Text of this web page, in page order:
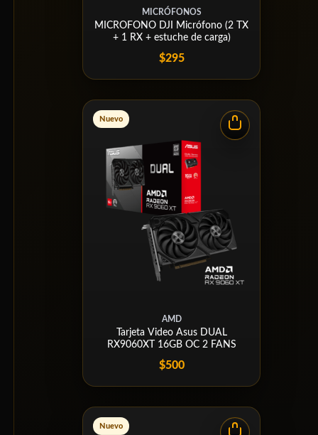
MICRÓFONOS
MICROFONO DJI Micrófono (2 TX
+ 1 RX + estuche de carga)
$295
Nuevo
AMD
Tarjeta Video Asus DUAL
RX9060XT 16GB OC 2 FANS
$500
Nuevo